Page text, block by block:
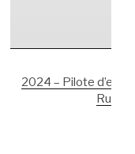
2024 – Pilote
Run